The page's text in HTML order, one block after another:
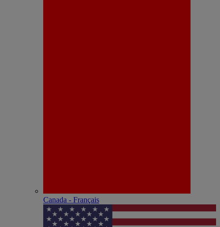
Canada - Français